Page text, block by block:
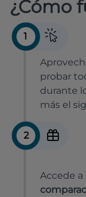
¿Cómo
1
probar
durante
más el
2
Accede a